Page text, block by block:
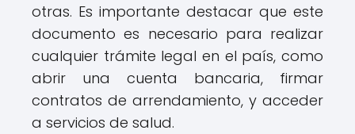
otras. Es importante destacar que este
documento es necesario para realizar
cualquier trámite legal en el país, como
abrir una cuenta bancaria, firmar
contratos de arrendamiento, y acceder
a servicios de salud.